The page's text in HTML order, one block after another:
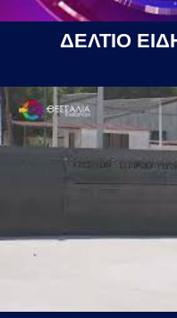
ΔΕΛΤΙΟ